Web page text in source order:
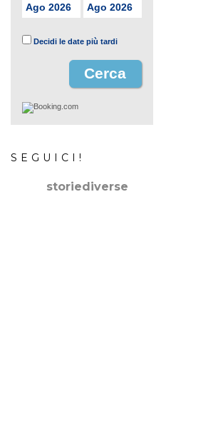
Ago 2026
Ago 2026
Decidi le date più tardi
SEGUICI!
storiediverse